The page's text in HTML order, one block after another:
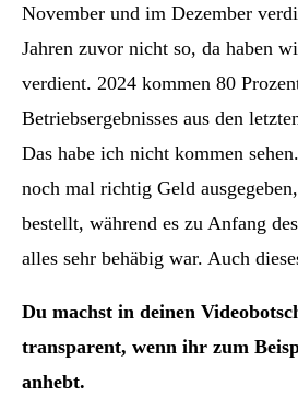
November und im Dezember
Jahren zuvor nicht so, da haben
verdient. 2024 kommen 80
Betriebsergebnisses aus den
Das habe ich nicht kommen
noch mal richtig Geld
bestellt, während es zu Anfang
alles sehr behäbig war. Auch
Du machst in deinen
transparent, wenn ihr zum
anhebt.